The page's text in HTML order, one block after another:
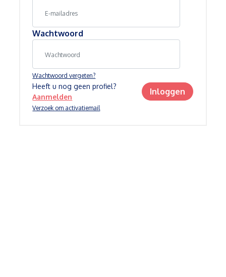
Wachtwoord
Wachtwoord vergeten?
Verzoek om activatiemail
Heeft u nog geen profiel?
Aanmelden
Inloggen